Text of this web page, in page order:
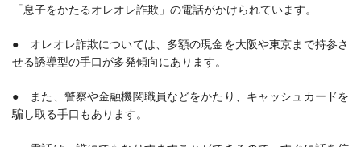
「息子をかたるオレオレ詐欺」の電話がかけられています。
● オレオレ詐欺については、多額の現金を大阪や東京まで持参さ
せる誘導型の手口が多発傾向にあります。
● また、警察や金融機関職員などをかたり、キャッシュカードを
騙し取る手口もあります。